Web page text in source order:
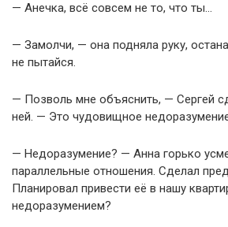
— Анечка, всё совсем не то, что ты…
— Замолчи, — она подняла руку,
не пытайся.
— Позволь мне объяснить, — Сергей
ней. — Это чудовищное
— Недоразумение? — Анна горько
параллельные отношения. Сделал
Планировал привести её в нашу
недоразумением?